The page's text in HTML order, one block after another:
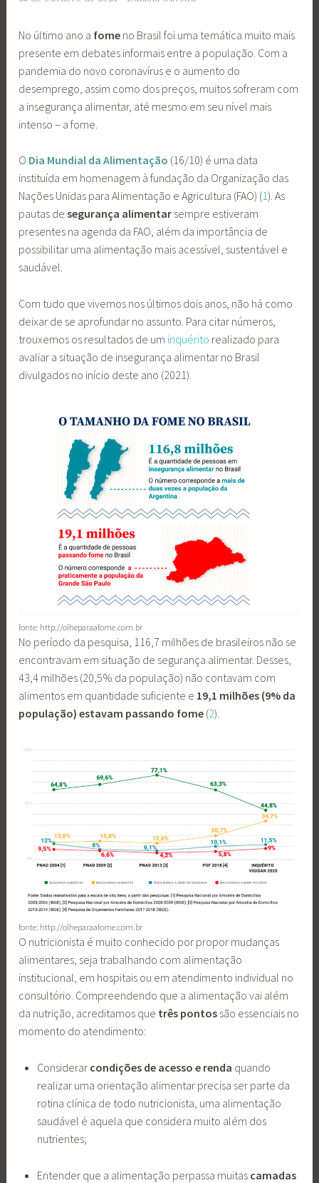
No último ano a fome no Brasil foi uma temática muito mais
presente em debates informais entre a população. Com a
pandemia do novo coronavírus e o aumento do
desemprego, assim como dos preços, muitos sofreram com
a insegurança alimentar, até mesmo em seu nível mais
intenso – a fome.
O Dia Mundial da Alimentação (16/10) é uma data
instituída em homenagem à fundação da Organização das
Nações Unidas para Alimentação e Agricultura (FAO) (1). As
pautas desegurança alimentar sempre estiveram
presentes na agenda da FAO, além da importância de
possibilitar uma alimentação mais acessível, sustentável e
saudável.
Com tudo que vivemos nos últimos dois anos, não há como
deixar de se aprofundar no assunto. Para citar números,
trouxemos os resultados de um inquérito realizado para
avaliar a situação de insegurança alimentar no Brasil
divulgados no início deste ano (2021).
fonte: http://olheparaafome.com.br
No período da pesquisa, 116,7 milhões de brasileiros não se
encontravam em situação de segurança alimentar. Desses,
43,4 milhões (20,5% da população) não contavam com
alimentos em quantidade suficiente e 19,1 milhões (9% da
população) estavam passando fome (2).
fonte: http://olheparaafome.com.br
O nutricionista é muito conhecido por propor mudanças
alimentares, seja trabalhando com alimentação
institucional, em hospitais ou em atendimento individual no
consultório. Compreendendo que a alimentação vai além
da nutrição, acreditamos que três pontos são essenciais no
momento do atendimento:
Considerar condições de acesso e renda quando
realizar uma orientação alimentar precisa ser parte da
rotina clínica de todo nutricionista, uma alimentação
saudável é aquela que considera muito além dos
nutrientes;
Entender que a alimentação perpassa muitas camadas